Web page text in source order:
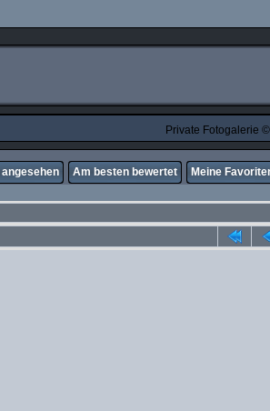
Private Fotogalerie
Am besten bewertet Meine